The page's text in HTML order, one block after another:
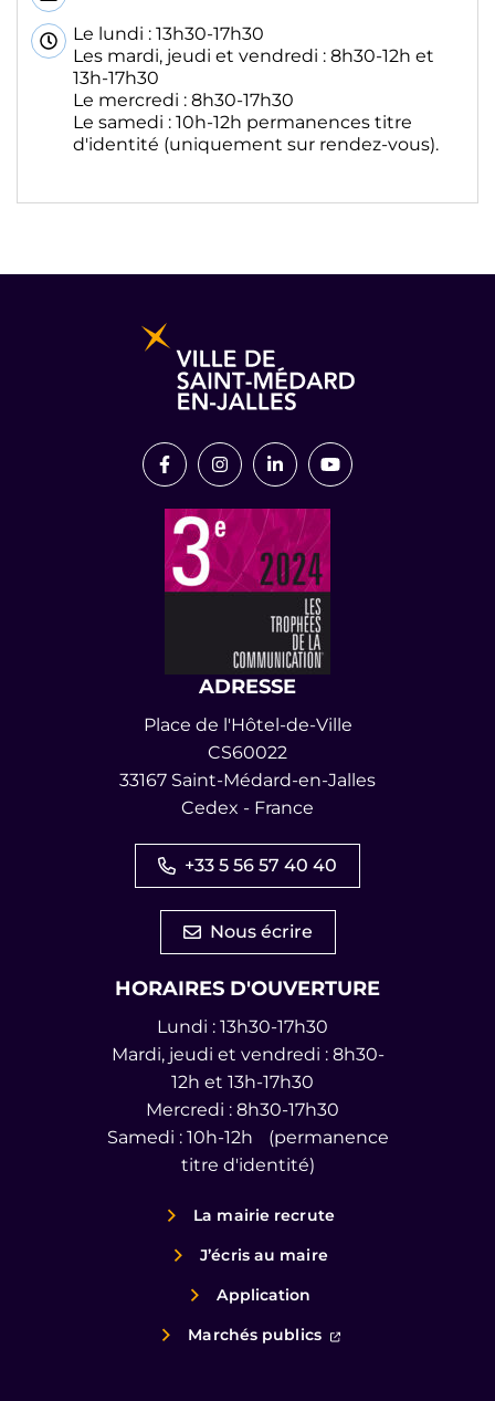
Le lundi : 13h30-17h30
Les mardi, jeudi et vendredi : 8h30-12h et
13h-17h30
Le mercredi : 8h30-17h30
Le samedi : 10h-12h permanences titre
d'identité (uniquement sur rendez-vous).
Lien vers le compte Facebook
Lien vers le compte Instagram
Lien vers le compte
Lien vers la
ADRESSE
Place de l'Hôtel-de-Ville
CS60022
33167 Saint-Médard-en-Jalles
Cedex - France
+33 5 56 57 40 40
Nous écrire
HORAIRES D'OUVERTURE
Lundi : 13h30-17h30
Mardi, jeudi et vendredi : 8h30-
12h et 13h-17h30
Mercredi : 8h30-17h30
Samedi : 10h-12h (permanence
titre d'identité)
La mairie recrute
J’écris au maire
Application
Marchés publics
(ouverture dans